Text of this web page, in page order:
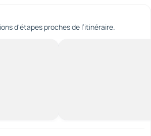
d'étapes proches de l’itinéraire.